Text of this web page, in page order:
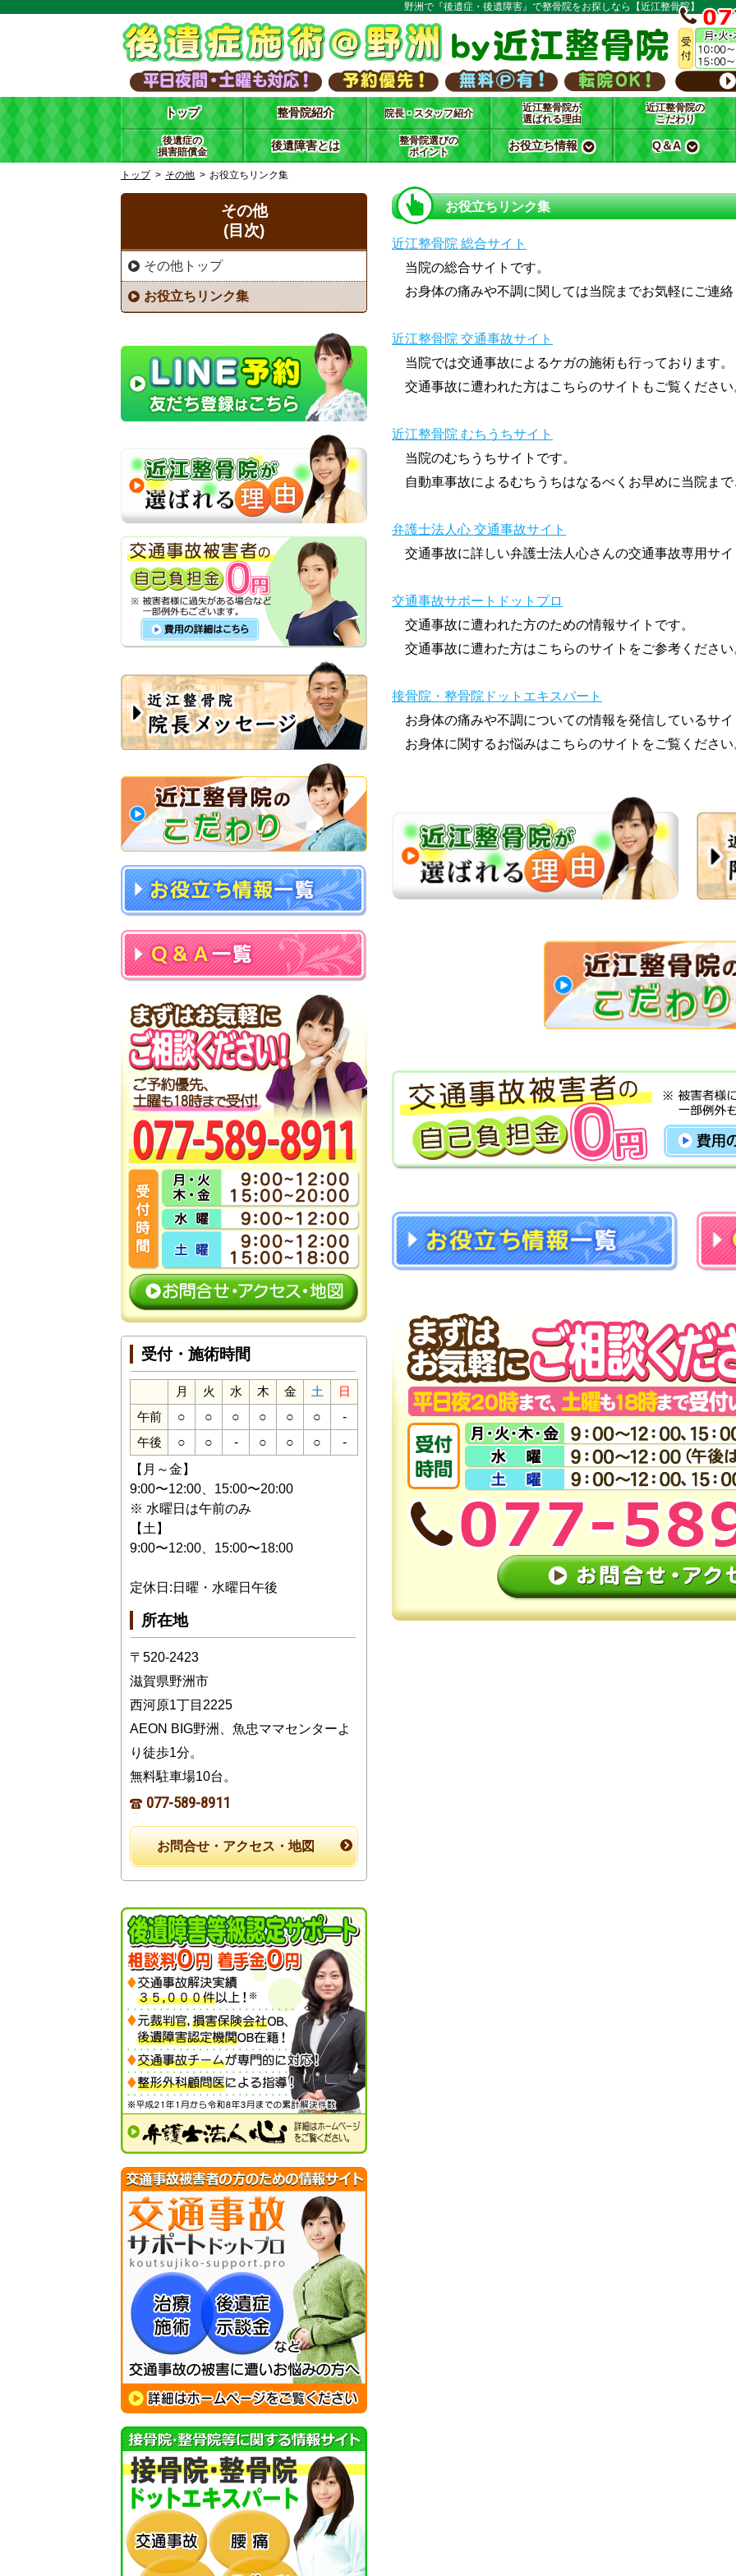
野洲で『後遺症・後遺障害』で整骨院をお探しなら【近江整骨院】
トップ 整骨院紹介 院長・スタッフ紹介
近江整骨院が
選ばれる理由
近江整骨院の
こだわり
後遺症の
損害賠償金
後遺障害とは
整骨院選びの
ポイント
お役立ち情報 Q＆A
トップ その他 お役立ちリンク集
お役立ちリンク集
近江整骨院 総合サイト
当院の総合サイトです。
お身体の痛みや不調に関しては当院までお気軽にご連
近江整骨院 交通事故サイト
当院では交通事故によるケガの施術も行っております。
交通事故に遭われた方はこちらのサイトもご覧ください
近江整骨院 むちうちサイト
当院のむちうちサイトです。
自動車事故によるむちうちはなるべくお早めに当院ま
弁護士法人心 交通事故サイト
交通事故に詳しい弁護士法人心さんの交通事故専用サイ
交通事故サポートドットプロ
交通事故に遭われた方のための情報サイトです。
交通事故に遭わた方はこちらのサイトをご参考ください
接骨院・整骨院ドットエキスパート
お身体の痛みや不調についての情報を発信しているサイ
お身体に関するお悩みはこちらのサイトをご覧ください
その他
(目次)
その他トップ
お役立ちリンク集
受付・施術時間
月 火 水 木 金 土
日
午前
○ ○ ○ ○ ○ ○ -
午後 ○ ○ - ○ ○ ○
-
【月～金】
9:00〜12:00、15:00〜20:00
※ 水曜日は午前のみ
【土】
9:00〜12:00、15:00〜18:00
定休日:日曜・水曜日午後
所在地
〒520-2423
滋賀県野洲市
西河原1丁目2225
AEON BIG野洲、魚忠ママセンターよ
り徒歩1分。
無料駐車場10台。
077-589-8911
お問合せ・アクセス・地図